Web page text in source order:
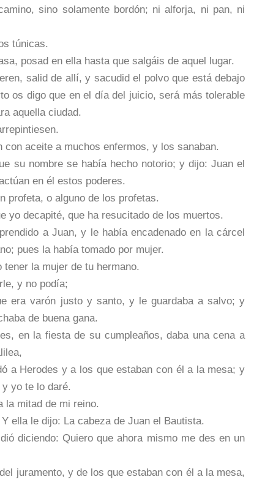
sino solamente bordón; ni alforja, ni pan, ni
túnicas.
posad en ella hasta que salgáis de aquel lugar.
salid de allí, y sacudid el polvo que está debajo
os digo que en el día del juicio, será más tolerable
aquella ciudad.
aceite a muchos enfermos, y los sanaban.
su nombre se había hecho notorio; y dijo: Juan el
en él estos poderes.
profeta, o alguno de los profetas.
yo decapité, que ha resucitado de los muertos.
a Juan, y le había encadenado en la cárcel
pues la había tomado por mujer.
la mujer de tu hermano.
y no podía;
era varón justo y santo, y le guardaba a salvo; y
de buena gana.
en la fiesta de su cumpleaños, daba una cena a
a Herodes y a los que estaban con él a la mesa; y
yo te lo daré.
la mitad de mi reino.
ella le dijo: La cabeza de Juan el Bautista.
diciendo: Quiero que ahora mismo me des en un
juramento, y de los que estaban con él a la mesa,